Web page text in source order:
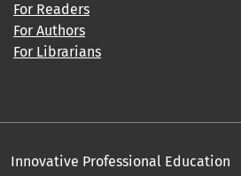
For Readers
For Authors
For Librarians
Innovative Professional Education